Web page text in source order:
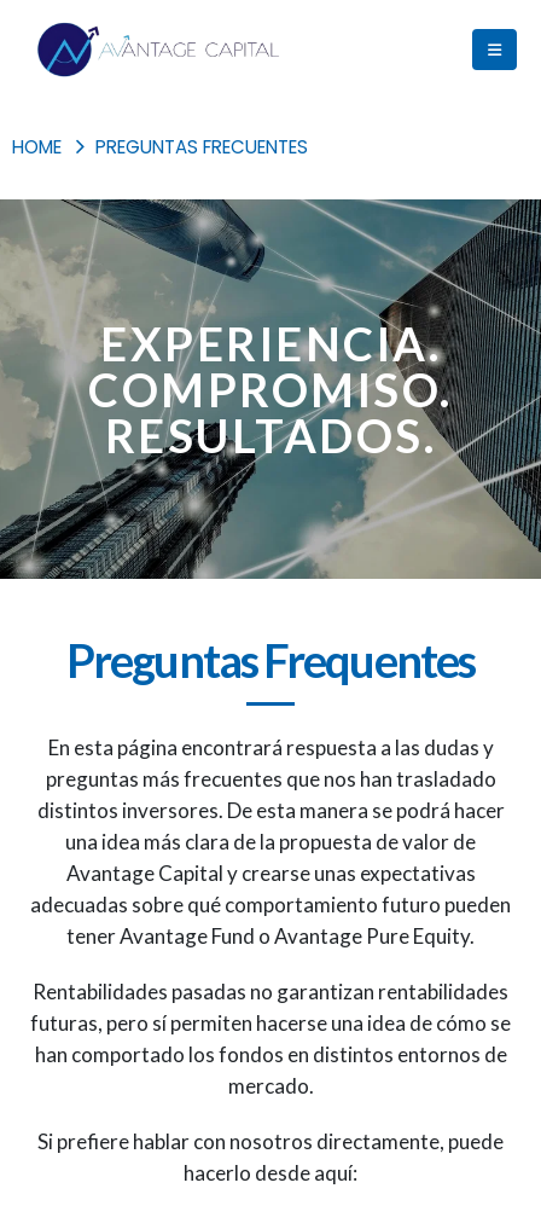
HOME PREGUNTAS FRECUENTES
EXPERIENCIA.
COMPROMISO.
RESULTADOS.
Preguntas Frequentes
En esta página encontrará respuesta a las dudas y
preguntas más frecuentes que nos han trasladado
distintos inversores. De esta manera se podrá hacer
una idea más clara de la propuesta de valor de
Avantage Capital y crearse unas expectativas
adecuadas sobre qué comportamiento futuro pueden
tener Avantage Fund o Avantage Pure Equity.
Rentabilidades pasadas no garantizan rentabilidades
futuras, pero sí permiten hacerse una idea de cómo se
han comportado los fondos en distintos entornos de
mercado.
Si prefiere hablar con nosotros directamente, puede
hacerlo desde aquí: